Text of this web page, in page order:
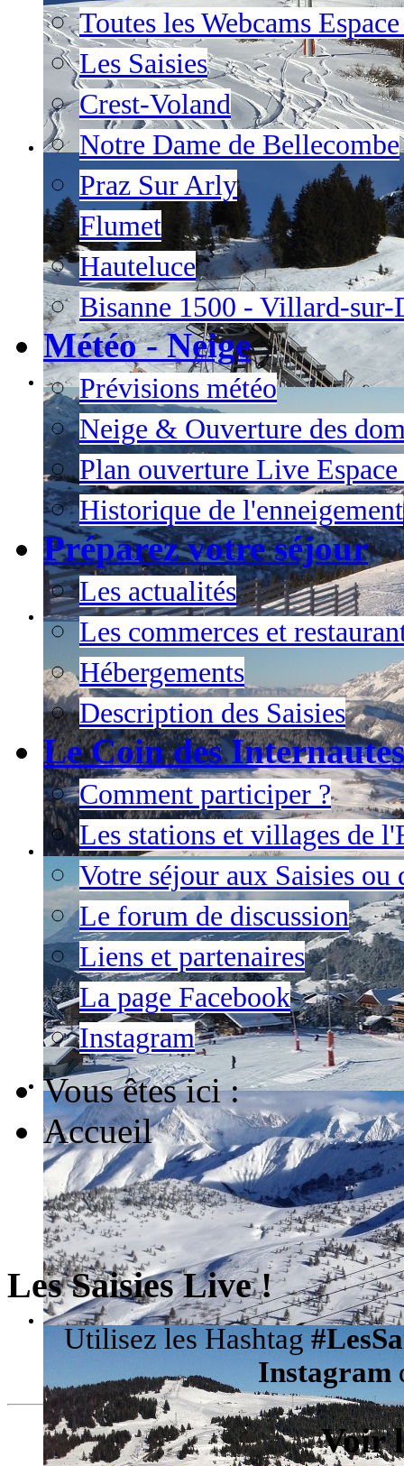
Toutes les Webcams
Les Saisies
Crest-Voland
Notre Dame de Bellecombe
Praz Sur Arly
Flumet
Hauteluce
Bisanne 1500 - Villard-sur-
Météo - Neige
Prévisions météo
Neige & Ouverture des
Plan ouverture Live
Historique de l'enneigement
Préparez votre séjour
Les actualités
Les commerces et
Hébergements
Description des Saisies
Le Coin des Internautes
Comment participer ?
Les stations et villages de
Votre séjour aux Saisies ou
Le forum de discussion
Liens et partenaires
La page Facebook
Instagram
Vous êtes ici :
Accueil
Les Saisies Live !
Utilisez les Hashtag
Instagram
Voir